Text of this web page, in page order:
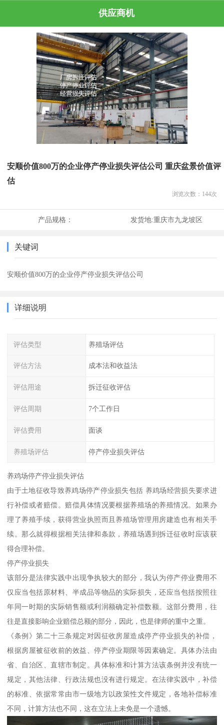
供应商机
安顺价值800万的企业停产停业损失评估公司 重庆盆景价值评
估
浏览次数： 144次
产品规格： 发货地:重庆市九龙坡区
关键词
安顺价值800万的企业停产停业损失评估公司
详细说明
评估类型 养殖场评估
评估方法 成本法和收益法
评估用途 拆迁征收评估
评估周期 7个工作日
评估费用 面谈
养殖场评估 停产停业损失评估
养鸡场停产停业损失评估
由于土地征收导致养鸡场停产停业损失包括 养鸡场经营损失要求进
行补偿或者赔偿。赔偿具体情况要根据养殖场的养殖情况。如果办
理了养殖手续，获得营业执照而且养殖场管理用房建造也有相关手
续。那么就得根据相关法律和条款，养殖场遇到拆迁征收时应该获
得合理补偿。
停产停业损失
该部分是法律实践中出现争执较大的部分，我认为停产停业费用不
仅应当包括原材料、半成品等物品的实际损失，还应当包括按照往
年同一时期的实际销售额或利润额确定补偿数额。这部分费用，往
往是直接影响企业赔偿总额的部分，因此，也是律师的重中之重。
《条例》第二十三条规定对因征收房屋造成停产停业损失的补偿，
根据房屋被征收前的效益、停产停业期限等因素确定。具体办法由
省、自治区、直辖市制定。具体标准和计算方法该条例并没有统一
规定，其他法律、行政法规也没有进行规定。在法律实践中，补偿
的标准、依据常常由市一级地方以政策性文件规定，各地补偿标准
不同，计算方法也不同，这在立法上未免是一个遗憾。